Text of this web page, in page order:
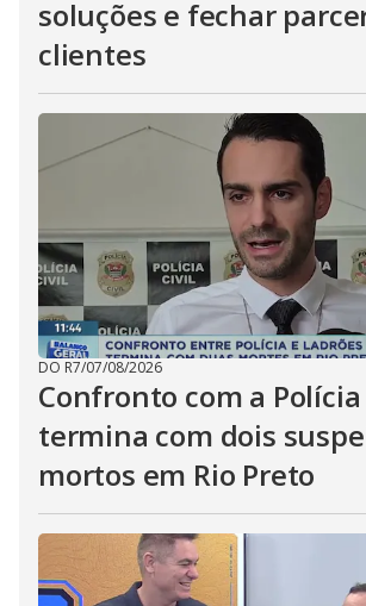
soluções e fechar
clientes
DO R7/07/08/2026
Confronto com a
termina com dois
mortos em Rio Preto